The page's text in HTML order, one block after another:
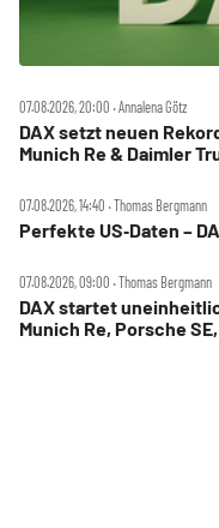
07.08.2026, 20:00 ‧ Annalena Götz
DAX setzt neuen
Munich Re & Daimler
07.08.2026, 14:40 ‧ Thomas Bergmann
Perfekte US‑Daten –
07.08.2026, 09:00 ‧ Thomas Bergmann
DAX startet
Munich Re, Porsche